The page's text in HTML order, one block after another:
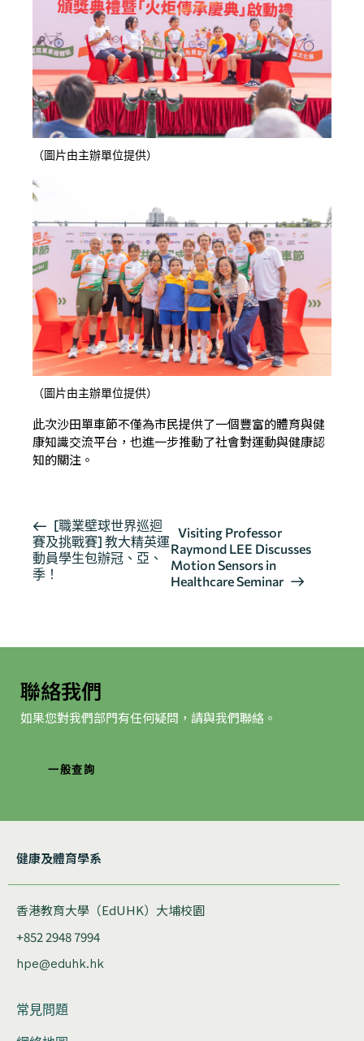
（圖片由主辦單位提供）
（圖片由主辦單位提供）
此次沙田單車節不僅為市民提供了一個豐富的體育與健
康知識交流平台，也進一步推動了社會對運動與健康認
知的關注。
活
動
导
[職業壁球世界巡迴
賽及挑戰賽] 教大精英運
動員學生包辦冠、亞、
季！
Visiting Professor
Raymond LEE Discusses
Motion Sensors in
Healthcare Seminar
聯絡我們
如果您對我們部門有任何疑問，請與我們聯絡。
一般查詢
健康及體育學系
香港教育大學（EdUHK）大埔校園
+852 2948 7994
hpe@eduhk.hk
常見問題